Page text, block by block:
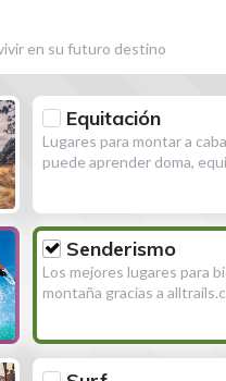
en su futuro destino
Equitación
Lugares para montar a
puede aprender doma,
Senderismo
Los mejores lugares para
montaña gracias a